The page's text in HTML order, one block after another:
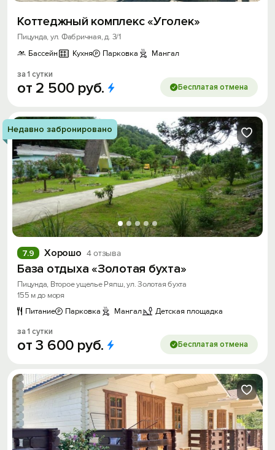
Коттеджный комплекс «Уголек»
Пицунда, ул. Фабричная, д. 3/1
Бассейн
Кухня Парковка Мангал
за 1 сутки
от 2 500 руб. Бесплатая отмена
Недавно забронировано
Хорошо 4 отзыва
7.9
База отдыха «Золотая бухта»
Пицунда, Второе ущелье Ряпш, ул. Золотая бухта
155 м до моря
Питание
Парковка Мангал Детская площадка
за 1 сутки
от3 600 руб. Бесплатая отмена